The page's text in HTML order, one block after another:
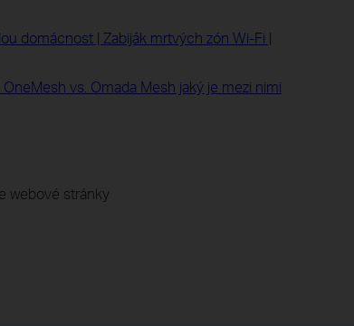
domácnost | Zabiják mrtvých zón Wi-Fi |
vs. Omada Mesh jaký je mezi nimi
webové stránky